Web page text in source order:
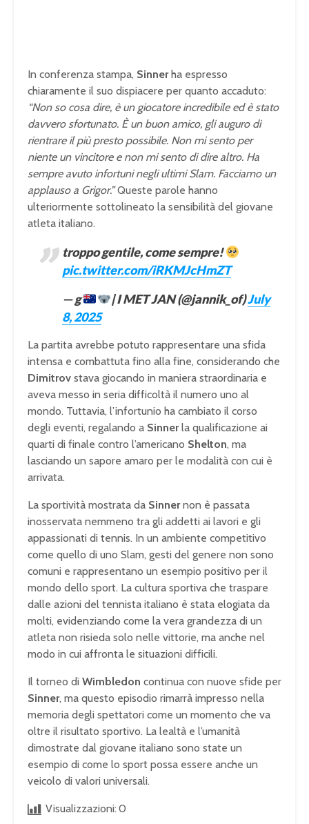
In conferenza stampa, Sinnerha espresso
chiaramente il suo dispiacere per quanto accaduto:
“Non so cosa dire, è un giocatore incredibile ed è stato
davvero sfortunato. È un buon amico, gli auguro di
rientrare il più presto possibile. Non mi sento per
niente un vincitore e non mi sento di dire altro. Ha
sempre avuto infortuni negli ultimi Slam. Facciamo un
applauso a Grigor.”Queste parole hanno
ulteriormente sottolineato la sensibilità del giovane
atleta italiano.
troppo gentile, come sempre!
pic.twitter.com/iRKMJcHmZT
— g
| I MET JAN (@jannik_of)July
8, 2025
La partita avrebbe potuto rappresentare una sfida
intensa e combattuta fino alla fine, considerando che
Dimitrov stava giocando in maniera straordinaria e
aveva messo in seria difficoltà il numero uno al
mondo. Tuttavia, l’infortunio ha cambiato il corso
degli eventi, regalando a Sinnerla qualificazione ai
quarti di finale contro l’americano Shelton, ma
lasciando un sapore amaro per le modalità con cui è
arrivata.
La sportività mostrata da Sinnernon è passata
inosservata nemmeno tra gli addetti ai lavori e gli
appassionati di tennis. In un ambiente competitivo
come quello di uno Slam, gesti del genere non sono
comuni e rappresentano un esempio positivo per il
mondo dello sport. La cultura sportiva che traspare
dalle azioni del tennista italiano è stata elogiata da
molti, evidenziando come la vera grandezza di un
atleta non risieda solo nelle vittorie, ma anche nel
modo in cui affronta le situazioni difficili.
Il torneo di Wimbledon continua con nuove sfide per
Sinner, ma questo episodio rimarrà impresso nella
memoria degli spettatori come un momento che va
oltre il risultato sportivo. La lealtà e l’umanità
dimostrate dal giovane italiano sono state un
esempio di come lo sport possa essere anche un
veicolo di valori universali.
Visualizzazioni: 0